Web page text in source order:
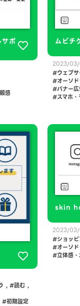
ポ
感
ムビチ
2023/
ウェブ
オーソ
バナー
スマホ
, 読む ,
初期設定
skin
2023/
ショッ
オーソ
立体感